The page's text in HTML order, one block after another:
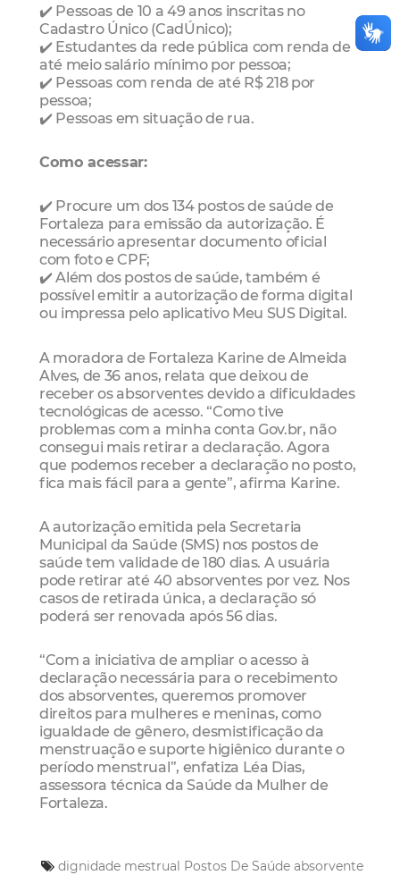
✔️ Pessoas de 10 a 49 anos inscritas no
Cadastro Único (CadÚnico);
✔️ Estudantes da rede pública com renda de
até meio salário mínimo por pessoa;
✔️ Pessoas com renda de até R$ 218 por
pessoa;
✔️ Pessoas em situação de rua.
Como acessar:
✔️ Procure um dos 134 postos de saúde de
Fortaleza para emissão da autorização. É
necessário apresentar documento oficial
com foto e CPF;
✔️ Além dos postos de saúde, também é
possível emitir a autorização de forma digital
ou impressa pelo aplicativo Meu SUS Digital.
A moradora de Fortaleza Karine de Almeida
Alves, de 36 anos, relata que deixou de
receber os absorventes devido a dificuldades
tecnológicas de acesso. “Como tive
problemas com a minha conta Gov.br, não
consegui mais retirar a declaração. Agora
que podemos receber a declaração no posto,
fica mais fácil para a gente”, afirma Karine.
A autorização emitida pela Secretaria
Municipal da Saúde (SMS) nos postos de
saúde tem validade de 180 dias. A usuária
pode retirar até 40 absorventes por vez. Nos
casos de retirada única, a declaração só
poderá ser renovada após 56 dias.
“Com a iniciativa de ampliar o acesso à
declaração necessária para o recebimento
dos absorventes, queremos promover
direitos para mulheres e meninas, como
igualdade de gênero, desmistificação da
menstruação e suporte higiênico durante o
período menstrual”, enfatiza Léa Dias,
assessora técnica da Saúde da Mulher de
Fortaleza.
dignidade mestrual Postos De Saúde absorvente